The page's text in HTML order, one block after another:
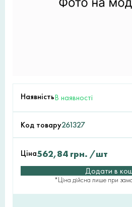
НаявністьВ наявності
Код товару261327
Ціна562,84 грн. /шт
Додати в
*Ціна дійсна лише при